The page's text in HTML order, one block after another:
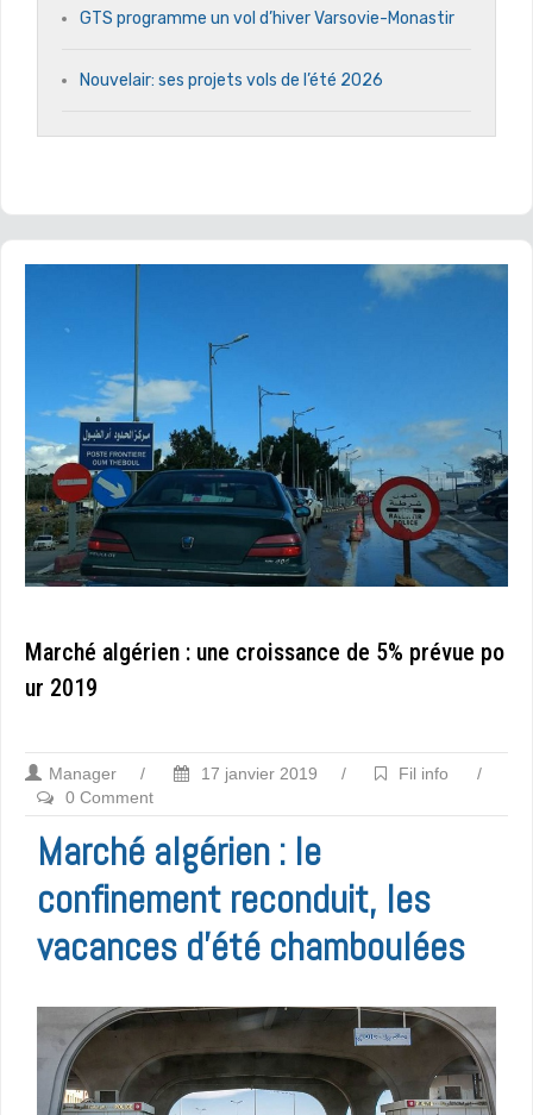
GTS programme un vol d’hiver Varsovie-Monastir
Nouvelair: ses projets vols de l’été 2026
Marché algérien : une croissance de 5% prévue po
ur 2019
Manager / 17 janvier 2019 / Fil info
/
0 Comment
Marché algérien : le
confinement reconduit, les
vacances d’été chamboulées